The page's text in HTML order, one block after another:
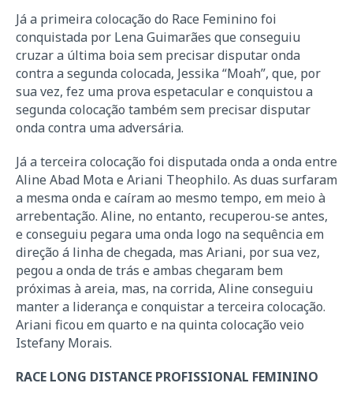
Já a primeira colocação do Race Feminino foi
conquistada por Lena Guimarães que conseguiu
cruzar a última boia sem precisar disputar onda
contra a segunda colocada, Jessika “Moah”, que, por
sua vez, fez uma prova espetacular e conquistou a
segunda colocação também sem precisar disputar
onda contra uma adversária.
Já a terceira colocação foi disputada onda a onda entre
Aline Abad Mota e Ariani Theophilo. As duas surfaram
a mesma onda e caíram ao mesmo tempo, em meio à
arrebentação. Aline, no entanto, recuperou-se antes,
e conseguiu pegara uma onda logo na sequência em
direção á linha de chegada, mas Ariani, por sua vez,
pegou a onda de trás e ambas chegaram bem
próximas à areia, mas, na corrida, Aline conseguiu
manter a liderança e conquistar a terceira colocação.
Ariani ficou em quarto e na quinta colocação veio
Istefany Morais.
RACE LONG DISTANCE PROFISSIONAL FEMININO